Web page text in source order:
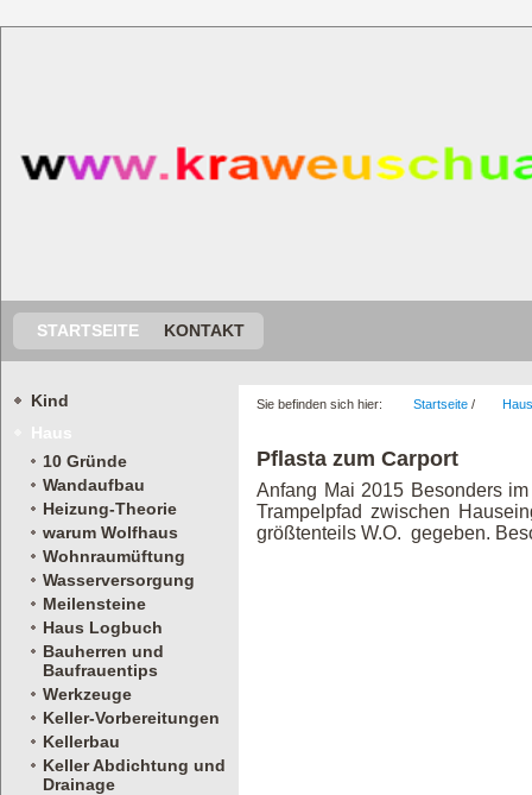
STARTSEITE KONTAKT
Kind
10 Gründe
Wandaufbau
Heizung-Theorie
warum Wolfhaus
Wohnraumüftung
Wasserversorgung
Meilensteine
Haus Logbuch
Bauherren und
Baufrauentips
Werkzeuge
Keller-Vorbereitungen
Kellerbau
Keller Abdichtung und
Drainage
Sie befinden sich hier: Startseite / Haus
Pflasta zum Carport
Anfang Mai 2015 Besonders
Trampelpfad zwischen
größtenteils W.O. gegeben.